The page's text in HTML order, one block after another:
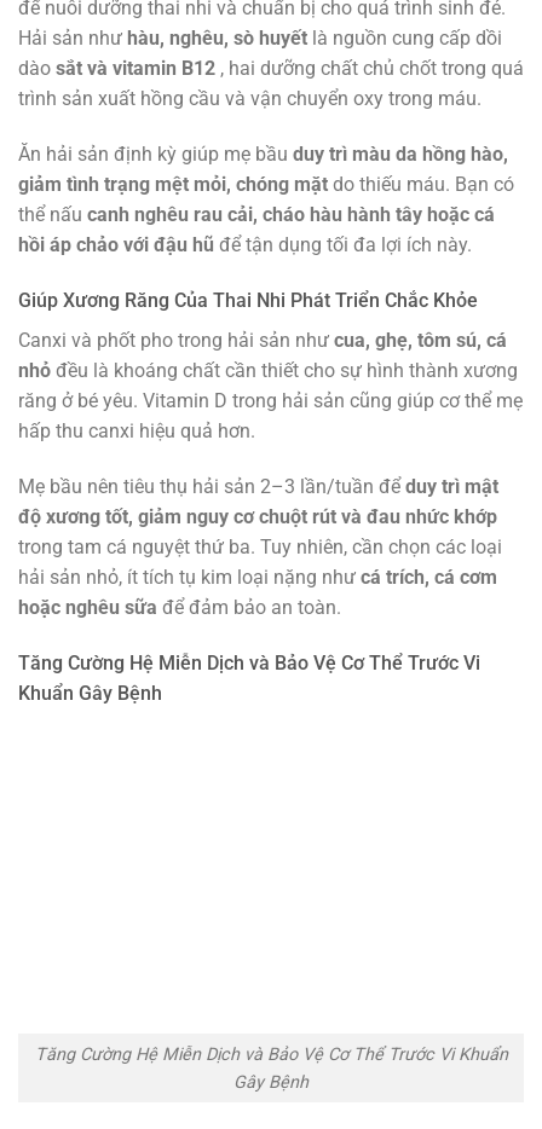
để nuôi dưỡng thai nhi và chuẩn bị cho quá trình sinh đẻ.
Hải sản như hàu, nghêu, sò huyết là nguồn cung cấp dồi
dào sắt và vitamin B12 , hai dưỡng chất chủ chốt trong quá
trình sản xuất hồng cầu và vận chuyển oxy trong máu.
Ăn hải sản định kỳ giúp mẹ bầu duy trì màu da hồng hào,
giảm tình trạng mệt mỏi, chóng mặt do thiếu máu. Bạn có
thể nấu canh nghêu rau cải, cháo hàu hành tây hoặc cá
hồi áp chảo với đậu hũ để tận dụng tối đa lợi ích này.
Giúp Xương Răng Của Thai Nhi Phát Triển Chắc Khỏe
Canxi và phốt pho trong hải sản như cua, ghẹ, tôm sú, cá
nhỏ đều là khoáng chất cần thiết cho sự hình thành xương
răng ở bé yêu. Vitamin D trong hải sản cũng giúp cơ thể mẹ
hấp thu canxi hiệu quả hơn.
Mẹ bầu nên tiêu thụ hải sản 2–3 lần/tuần đểduy trì mật
độ xương tốt, giảm nguy cơ chuột rút và đau nhức khớp
trong tam cá nguyệt thứ ba. Tuy nhiên, cần chọn các loại
hải sản nhỏ, ít tích tụ kim loại nặng như cá trích, cá cơm
hoặc nghêu sữa để đảm bảo an toàn.
Tăng Cường Hệ Miễn Dịch và Bảo Vệ Cơ Thể Trước Vi
Khuẩn Gây Bệnh
Tăng Cường Hệ Miễn Dịch và Bảo Vệ Cơ Thể Trước Vi Khuẩn
Gây Bệnh